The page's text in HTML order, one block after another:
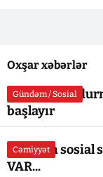
Oxşar xəbərlər
Gündəm / Sosial
Məşhur
başlayır
Cəmiyyət
Dövlətin sosial
VAR...